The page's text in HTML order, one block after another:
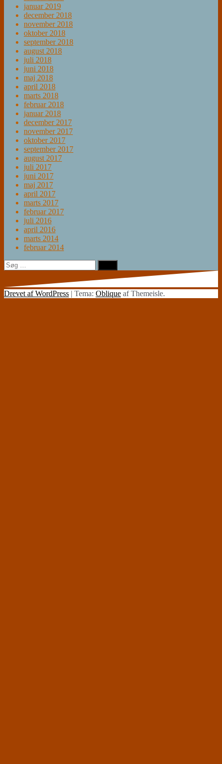
januar 2019
december 2018
november 2018
oktober 2018
september 2018
august 2018
juli 2018
juni 2018
maj 2018
april 2018
marts 2018
februar 2018
januar 2018
december 2017
november 2017
oktober 2017
september 2017
august 2017
juli 2017
juni 2017
maj 2017
april 2017
marts 2017
februar 2017
juli 2016
april 2016
marts 2014
februar 2014
Søg
efter:
Drevet af WordPress | Tema: Oblique af Themeisle.